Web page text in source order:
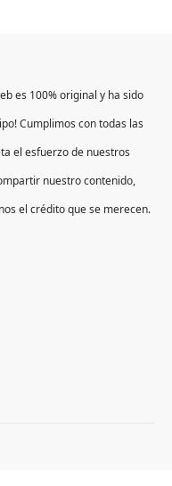
es 100% original y ha sido
Cumplimos con todas las
el esfuerzo de nuestros
nuestro contenido,
el crédito que se merecen.